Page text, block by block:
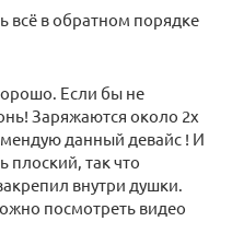
всё в обратном порядке
Если бы не
Заряжаются около 2х
данный девайс ! И
плоский, так что
внутри душки.
посмотреть видео